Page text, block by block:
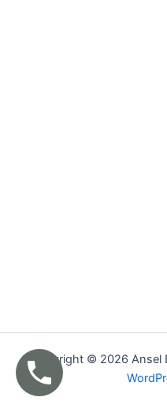
Copyright © 2026 Ansel